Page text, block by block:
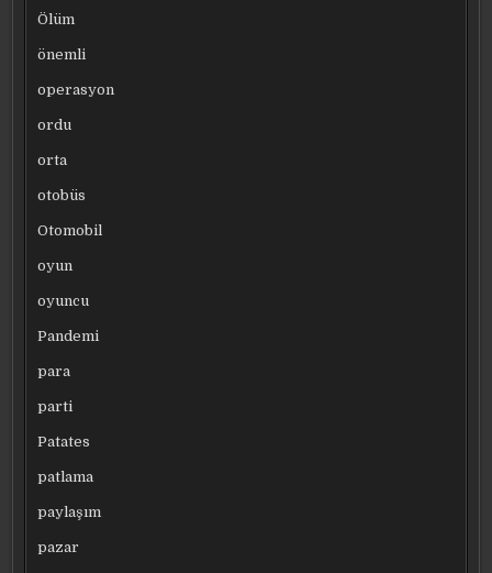
Ölüm
önemli
operasyon
ordu
orta
otobüs
Otomobil
oyun
oyuncu
Pandemi
para
parti
Patates
patlama
paylaşım
pazar